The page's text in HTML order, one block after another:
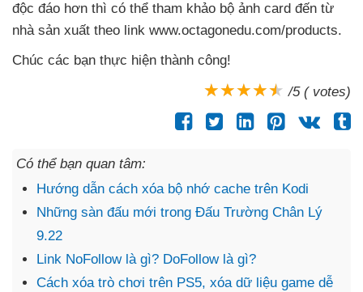
độc đáo hơn thì có thể tham khảo bộ ảnh card đến từ
nhà sản xuất theo link www.octagonedu.com/products.
Chúc các bạn thực hiện thành công!
/5 ( votes)
Có thể bạn quan tâm:
Hướng dẫn cách xóa bộ nhớ cache trên Kodi
Những sàn đấu mới trong Đấu Trường Chân Lý
9.22
Link NoFollow là gì? DoFollow là gì?
Cách xóa trò chơi trên PS5, xóa dữ liệu game dễ